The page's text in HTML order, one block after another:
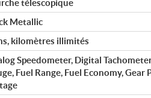
télescopique
Metallic
kilomètres illimités
Speedometer, Digital
Fuel Range, Fuel Economy,